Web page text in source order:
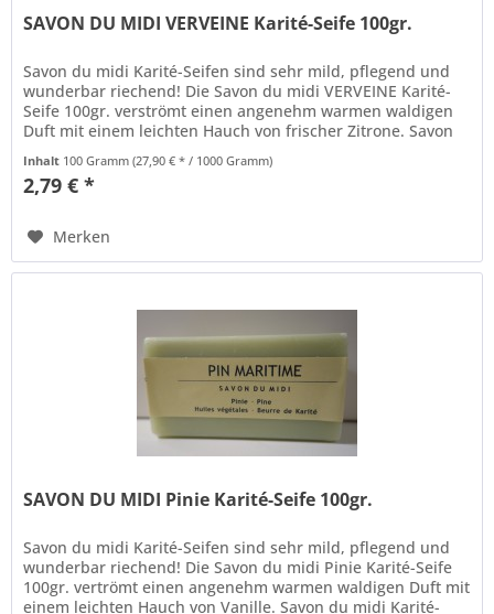
SAVON DU MIDI VERVEINE Karité-Seife 100gr.
Savon du midi Karité-Seifen sind sehr mild, pflegend und
wunderbar riechend! Die Savon du midi VERVEINE Karité-
Seife 100gr. verströmt einen angenehm warmen waldigen
Duft mit einem leichten Hauch von frischer Zitrone. Savon
Inhalt 100 Gramm(27,90 € * / 1000 Gramm)
2,79 € *
Merken
SAVON DU MIDI Pinie Karité-Seife 100gr.
Savon du midi Karité-Seifen sind sehr mild, pflegend und
wunderbar riechend! Die Savon du midi Pinie Karité-Seife
100gr. vertrömt einen angenehm warmen waldigen Duft mit
einem leichten Hauch von Vanille. Savon du midi Karité-